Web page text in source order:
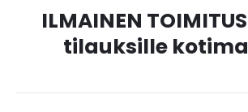
ILMAINEN
tilauksille